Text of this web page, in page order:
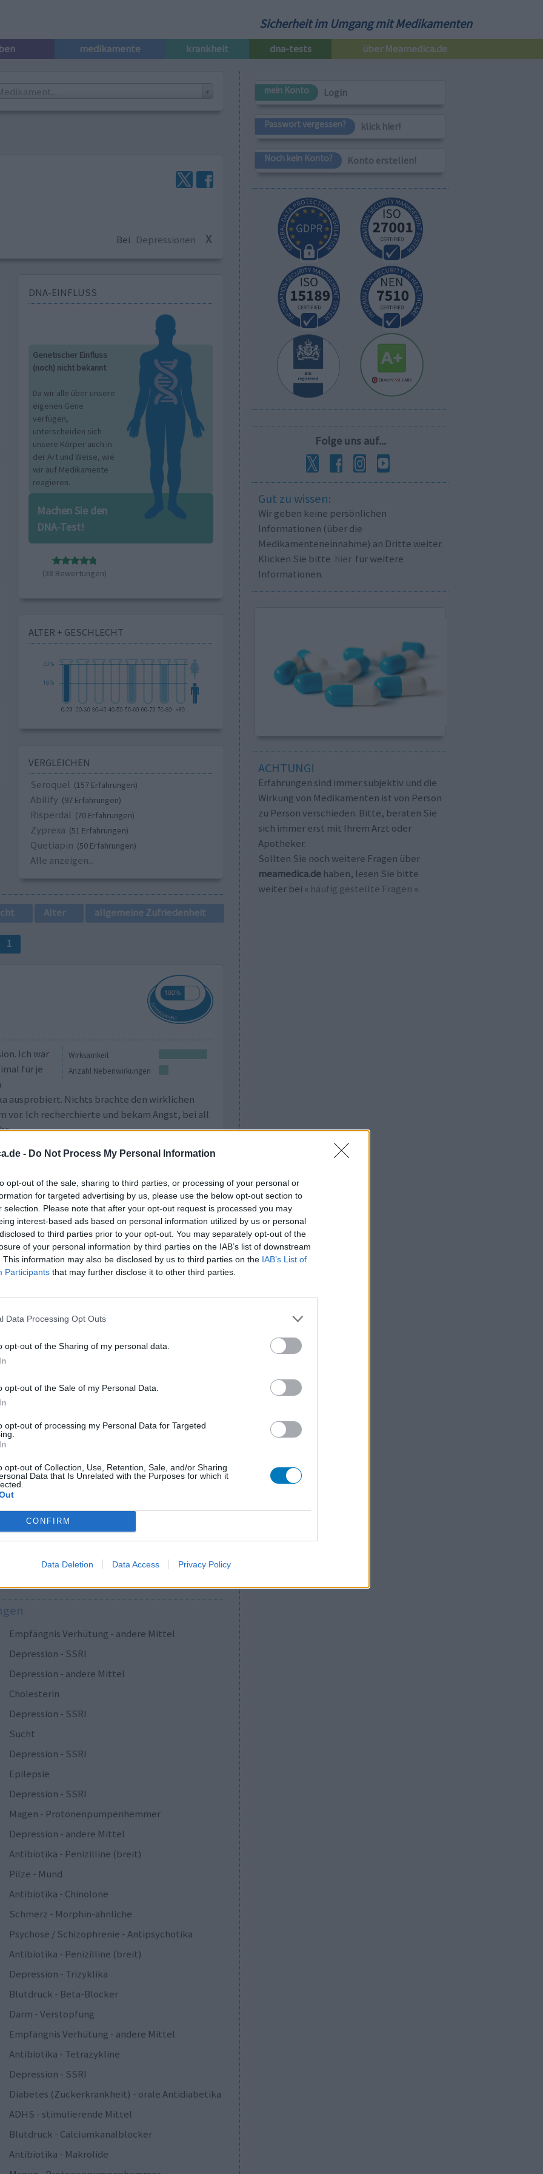
- Do Not Process My Personal Information
opt-out of the sale, sharing to third parties, or processing of your personal or
for targeted advertising by us, please use the below opt-out section to
selection. Please note that after your opt-out request is processed you may
interest-based ads based on personal information utilized by us or personal
to third parties prior to your opt-out. You may separately opt-out of the
of your personal information by third parties on the IAB’s list of downstream
This information may also be disclosed by us to third parties on the IAB’s List of
Participants that may further disclose it to other third parties.
Data Processing Opt Outs
opt-out of the Sharing of my personal data.
opt-out of the Sale of my Personal Data.
opt-out of processing my Personal Data for Targeted
opt-out of Collection, Use, Retention, Sale, and/or Sharing
Data that Is Unrelated with the Purposes for which it
CONFIRM
Data Deletion Data Access Privacy Policy
Sicherheit im Umgang mit Medikamenten
medikamente krankheit dna-tests über Meamedica.de
Bei Depressionen X
DNA-EINFLUSS
Genetischer Einfluss
(noch) nicht bekannt
Da wir alle über unsere
eigenen Gene
verfügen,
unterscheiden sich
unsere Körper auch in
der Art und Weise, wie
wir auf Medikamente
reagieren.
Machen Sie den
DNA-Test!
(38 Bewertungen)
ALTER + GESCHLECHT
VERGLEICHEN
Seroquel (157 Erfahrungen)
Abilify (97 Erfahrungen)
Risperdal (70 Erfahrungen)
Zyprexa (51 Erfahrungen)
Quetiapin (50 Erfahrungen)
Alle anzeigen...
Alter allgemeine Zufriedenheit
1
Wirksamkeit
Anzahl Nebenwirkungen
Ich war
für je
ausprobiert. Nichts brachte den wirklichen
vor. Ich recherchierte und bekam Angst, bei all
0 Kommentare
Anzahl Nebenwirkungen
Anzahl Nebenwirkungen
ich etwas
kann ich
Nebenwirkungen.
Empfängnis Verhütung - andere Mittel
Depression - SSRI
Depression - andere Mittel
Cholesterin
Depression - SSRI
Sucht
Depression - SSRI
Epilepsie
Depression - SSRI
Magen - Protonenpumpenhemmer
Depression - andere Mittel
Antibiotika - Penizilline (breit)
Pilze - Mund
Antibiotika - Chinolone
Schmerz - Morphin-ähnliche
Psychose / Schizophrenie - Antipsychotika
Antibiotika - Penizilline (breit)
Depression - Trizyklika
Blutdruck - Beta-Blocker
Darm - Verstopfung
Empfängnis Verhütung - andere Mittel
Antibiotika - Tetrazykline
Depression - SSRI
Diabetes (Zuckerkrankheit) - orale Antidiabetika
ADHS - stimulierende Mittel
Blutdruck - Calciumkanalblocker
Antibiotika - Makrolide
mein Konto Login
Passwort vergessen? klick hier!
Noch kein Konto? Konto erstellen!
Folge uns auf...
Gut zu wissen:
Wir geben keine persönlichen
Informationen (über die
Medikamenteneinnahme) an Dritte weiter.
Klicken Sie bitte hier für weitere
Informationen.
ACHTUNG!
Erfahrungen sind immer subjektiv und die
Wirkung von Medikamenten ist von Person
zu Person verschieden. Bitte, beraten Sie
sich immer erst mit Ihrem Arzt oder
Apotheker.
Sollten Sie noch weitere Fragen über
meamedica.de haben, lesen Sie bitte
weiter bei « häufig gestellte Fragen ».